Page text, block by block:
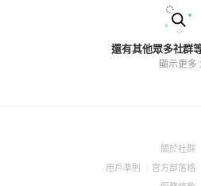
還有其他眾多社群
顯示更多
關於社群
用戶準則
(Open
官方部落格